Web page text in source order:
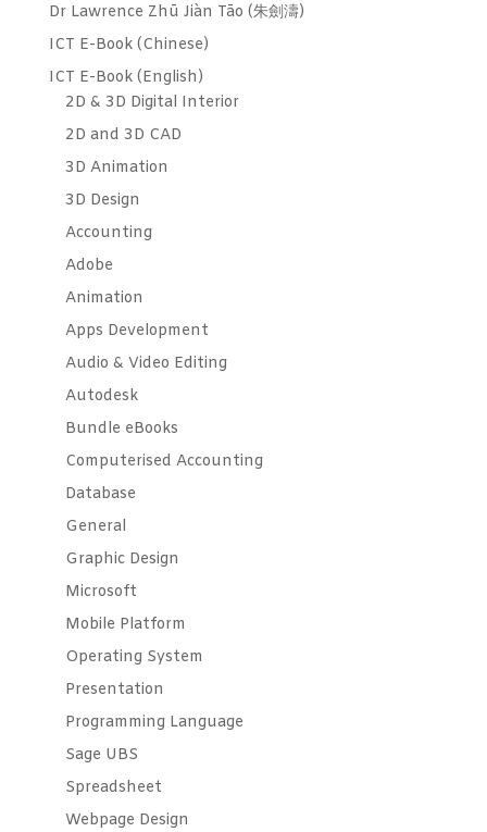
Dr Lawrence Zhū Jiàn Tāo (朱劍濤)
ICT E-Book (Chinese)
ICT E-Book (English)
2D & 3D Digital Interior
2D and 3D CAD
3D Animation
3D Design
Accounting
Adobe
Animation
Apps Development
Audio & Video Editing
Autodesk
Bundle eBooks
Computerised Accounting
Database
General
Graphic Design
Microsoft
Mobile Platform
Operating System
Presentation
Programming Language
Sage UBS
Spreadsheet
Webpage Design